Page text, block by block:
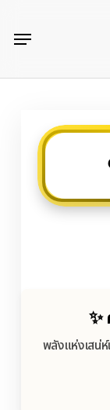
content
Menu
พลังแห่งเสน่